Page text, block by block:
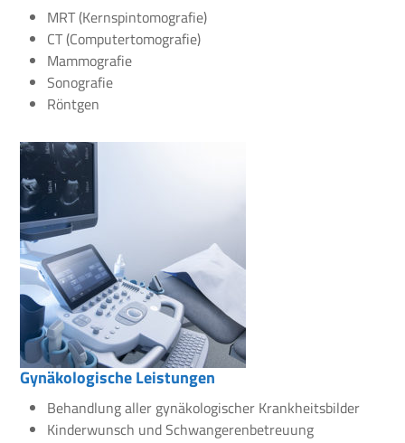
MRT (Kernspintomografie)
CT (Computertomografie)
Mammografie
Sonografie
Röntgen
Gynäkologische Leistungen
Behandlung aller gynäkologischer Krankheitsbilder
Kinderwunsch und Schwangerenbetreuung